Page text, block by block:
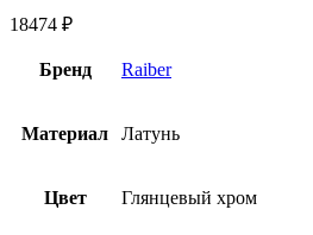
18474 ₽
Бренд Raiber
Материал Латунь
Цвет Глянцевый хром